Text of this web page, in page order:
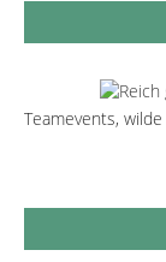
Teamevents,